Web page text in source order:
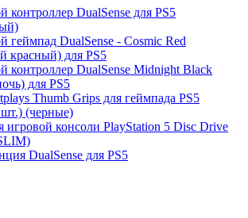
контроллер DualSense для PS5
геймпад DualSense - Cosmic Red
красный) для PS5
контроллер DualSense Midnight Black
для PS5
Thumb Grips для геймпада PS5
(черные)
игровой консоли PlayStation 5 Disc Drive
DualSense для PS5